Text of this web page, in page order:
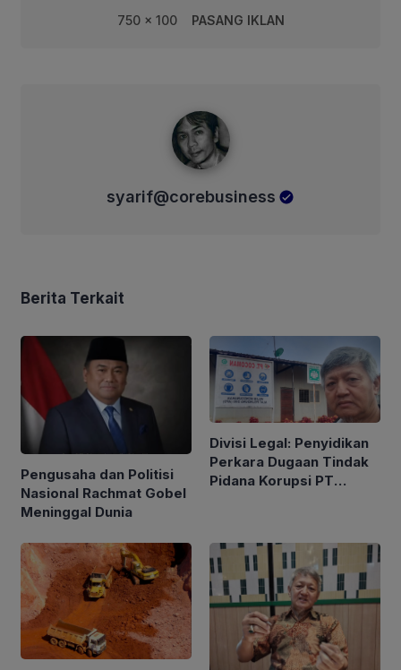
750 x 100 PASANG IKLAN
syarif@corebusiness
Berita Terkait
Pengusaha dan Politisi
Nasional Rachmat Gobel
Meninggal Dunia
Divisi Legal: Penyidikan
Perkara Dugaan Tindak
Pidana Korupsi PT